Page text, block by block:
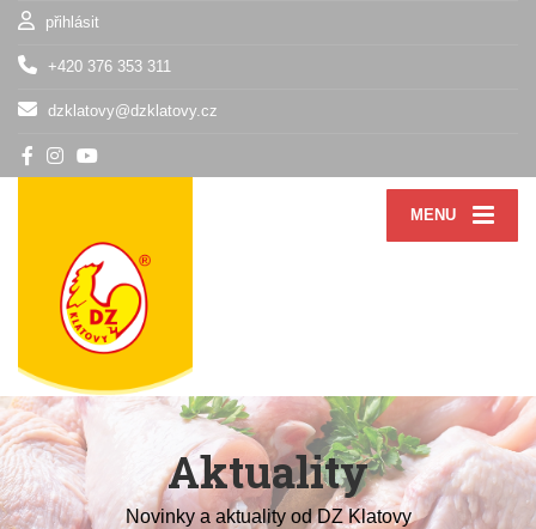
přihlásit
+420 376 353 311
dzklatovy@dzklatovy.cz
MENU
Aktuality
Novinky a aktuality od DZ Klatovy